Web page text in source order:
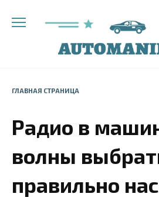
ГЛАВНАЯ СТРАНИЦА
Радио в
волны
правильно